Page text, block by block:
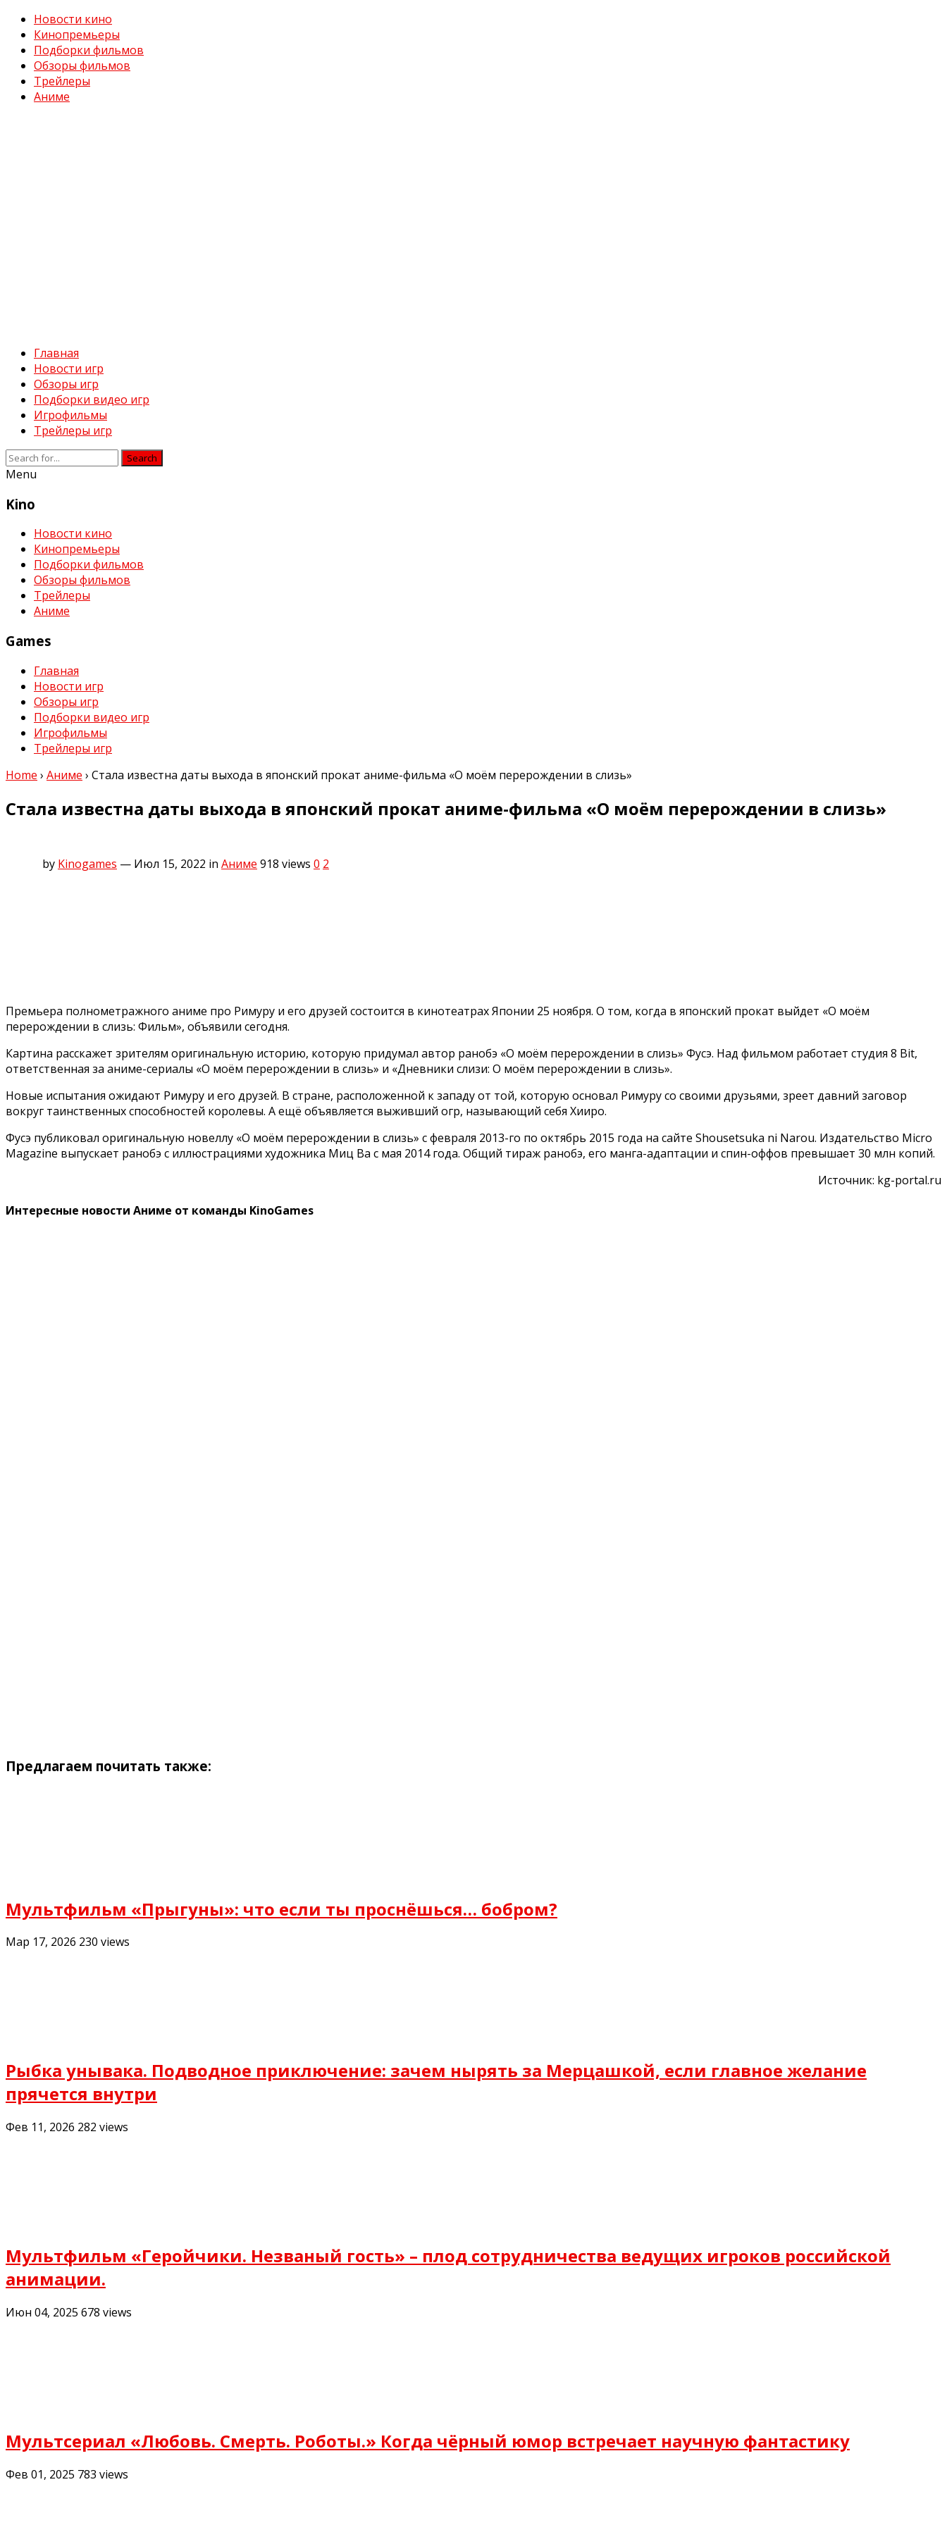
Новости кино
Кинопремьеры
Подборки фильмов
Обзоры фильмов
Трейлеры
Аниме
Главная
Новости игр
Обзоры игр
Подборки видео игр
Игрофильмы
Трейлеры игр
Search
Menu
Kino
Новости кино
Кинопремьеры
Подборки фильмов
Обзоры фильмов
Трейлеры
Аниме
Games
Главная
Новости игр
Обзоры игр
Подборки видео игр
Игрофильмы
Трейлеры игр
Home › Аниме › Стала известна даты выхода в японский прокат аниме-фильма «О моём перерождении в слизь»
Стала известна даты выхода в японский прокат аниме-фильма «О моём перерождении в слизь»
by Kinogames — Июл 15, 2022 in Аниме 918 views 0 2
Премьера полнометражного аниме про Римуру и его друзей состоится в кинотеатрах Японии 25 ноября. О том, когда в японский прокат выйдет «О моём
перерождении в слизь: Фильм», объявили сегодня.
Картина расскажет зрителям оригинальную историю, которую придумал автор ранобэ «О моём перерождении в слизь» Фусэ. Над фильмом работает студия 8 Bit,
ответственная за аниме-сериалы «О моём перерождении в слизь» и «Дневники слизи: О моём перерождении в слизь».
Новые испытания ожидают Римуру и его друзей. В стране, расположенной к западу от той, которую основал Римуру со своими друзьями, зреет давний заговор
вокруг таинственных способностей королевы. А ещё объявляется выживший огр, называющий себя Хииро.
Фусэ публиковал оригинальную новеллу «О моём перерождении в слизь» с февраля 2013-го по октябрь 2015 года на сайте Shousetsuka ni Narou. Издательство Micro
Magazine выпускает ранобэ с иллюстрациями художника Миц Ва с мая 2014 года. Общий тираж ранобэ, его манга-адаптации и спин-оффов превышает 30 млн копий.
Источник: kg-portal.ru
Интересные новости Аниме от команды KinoGames
Предлагаем почитать также:
Мультфильм «Прыгуны»: что если ты проснёшься… бобром?
Мар 17, 2026 230 views
Рыбка унывака. Подводное приключение: зачем нырять за Мерцашкой, если главное желание
прячется внутри
Фев 11, 2026 282 views
Мультфильм «Геройчики. Незваный гость» – плод сотрудничества ведущих игроков российской
анимации.
Июн 04, 2025 678 views
Мультсериал «Любовь. Смерть. Роботы.» Когда чёрный юмор встречает научную фантастику
Фев 01, 2025 783 views